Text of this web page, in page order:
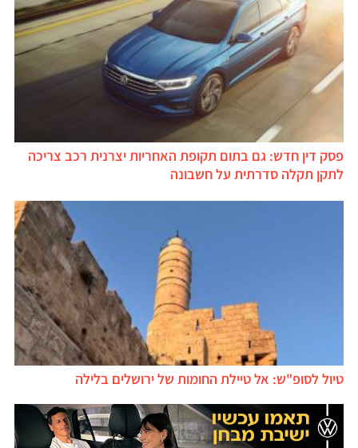
פסק דין חדש: גם בתום תקופת האחריות יצרנית רכב צריכה
לתקן תקלה סדרתית על חשבונה
טיול לסופ"ש: אל טיילת החומות של ירושלים בלילה